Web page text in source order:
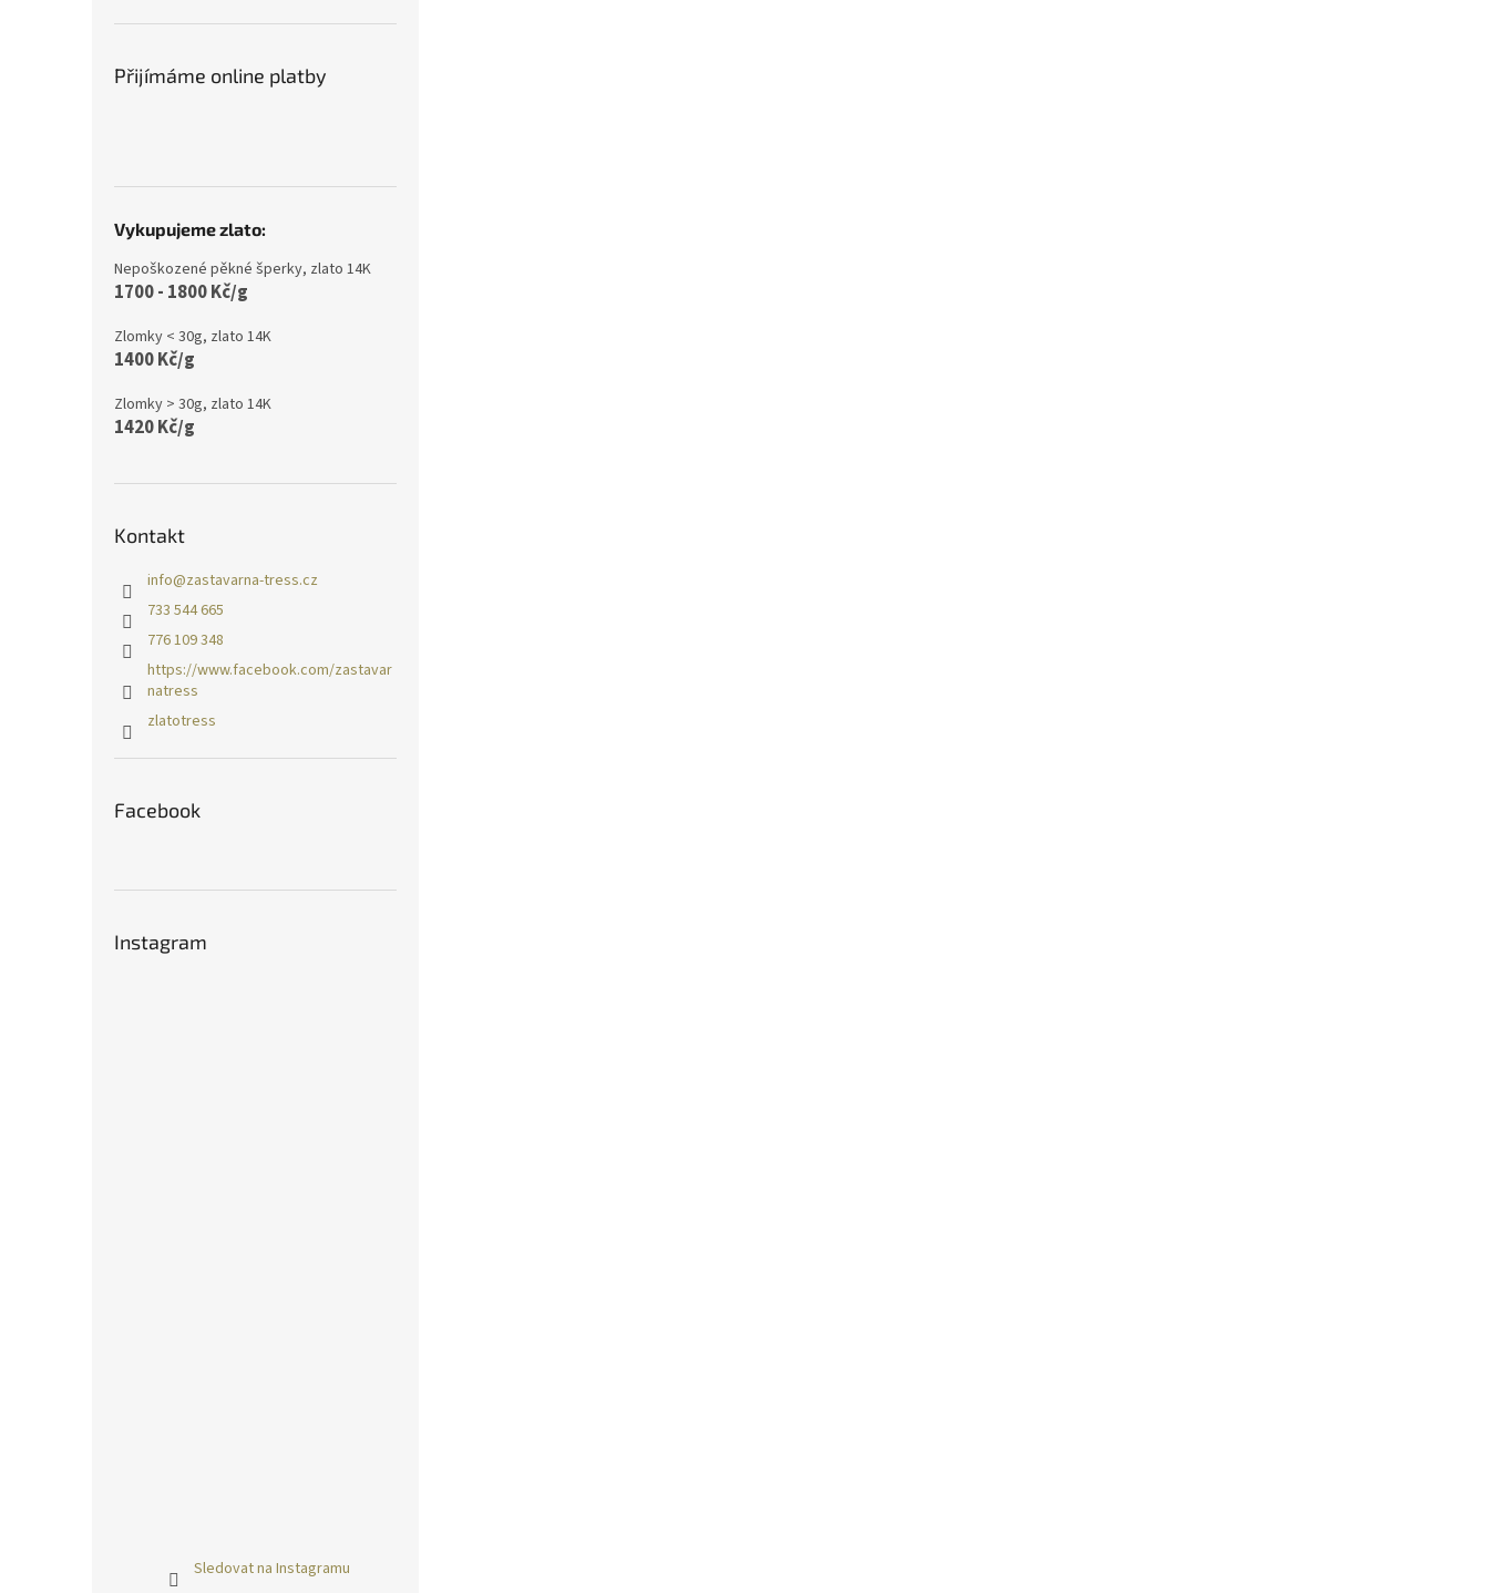
Přijímáme online platby
Vykupujeme zlato:
Nepoškozené pěkné šperky, zlato 14K
1700 - 1800 Kč/g
Zlomky < 30g, zlato 14K
1400 Kč/g
Zlomky > 30g, zlato 14K
1420 Kč/g
Kontakt
info@zastavarna-tress.cz
733 544 665
776 109 348
https://www.facebook.com/zastavar
natress
zlatotress
Facebook
Instagram
Sledovat na Instagramu